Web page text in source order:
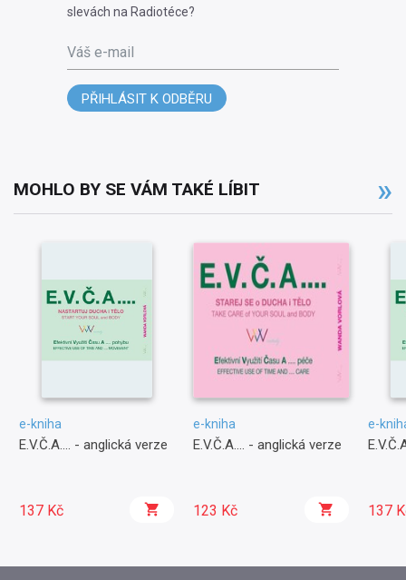
slevách na Radiotéce?
Váš e-mail
PŘIHLÁSIT K ODBĚRU
MOHLO BY SE VÁM TAKÉ LÍBIT
e-kniha
E.V.Č.A.... - anglická verze
137 Kč
e-kniha
E.V.Č.A.... - anglická verze
123 Kč
e-
137